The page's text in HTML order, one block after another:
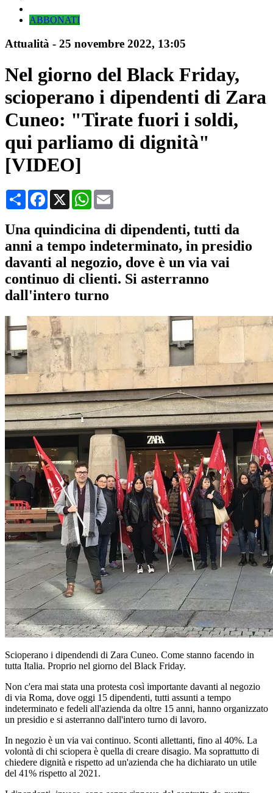
ABBONATI
Attualità - 25 novembre 2022, 13:05
Nel giorno del Black Friday,
scioperano i dipendenti di Zara
Cuneo: "Tirate fuori i soldi,
qui parliamo di dignità"
[VIDEO]
CondividiFacebook
X WhatsApp
Una quindicina di dipendenti, tutti da
anni a tempo indeterminato, in presidio
davanti al negozio, dove è un via vai
continuo di clienti. Si asterranno
dall'intero turno
Scioperano i dipendendi di Zara Cuneo. Come stanno facendo in
tutta Italia. Proprio nel giorno del Black Friday.
Non c'era mai stata una protesta così importante davanti al negozio
di via Roma, dove oggi 15 dipendenti, tutti assunti a tempo
indeterminato e fedeli all'azienda da oltre 15 anni, hanno organizzato
un presidio e si asterranno dall'intero turno di lavoro.
In negozio è un via vai continuo. Sconti allettanti, fino al 40%. La
volontà di chi sciopera è quella di creare disagio. Ma soprattutto di
chiedere dignità e rispetto ad un'azienda che ha dichiarato un utile
del 41% rispetto al 2021.